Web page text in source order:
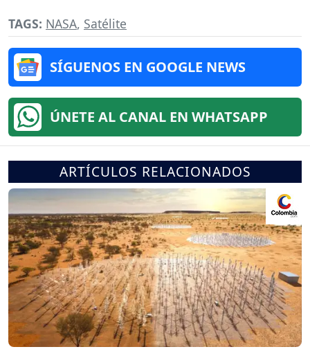
TAGS: NASA, Satélite
SÍGUENOS EN GOOGLE NEWS
ÚNETE AL CANAL EN WHATSAPP
ARTÍCULOS RELACIONADOS